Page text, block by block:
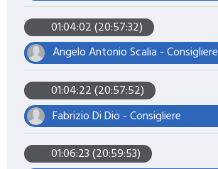
01:04:02 (20:57:32)
Angelo Antonio Scalia - Consigliere
01:04:22 (20:57:52)
Fabrizio Di Dio - Consigliere
01:06:23 (20:59:53)